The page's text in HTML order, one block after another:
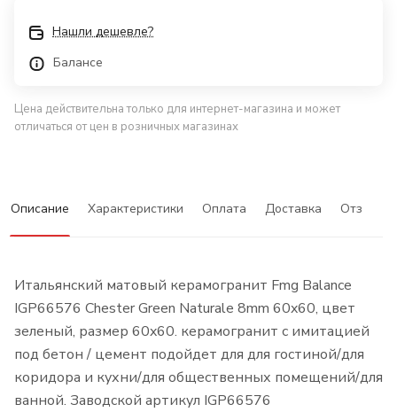
Нашли дешевле?
Балансе
Цена действительна только для интернет-магазина и может
отличаться от цен в розничных магазинах
Описание Характеристики Оплата Доставка Отзывы
Итальянский матовый керамогранит Fmg Balance
IGP66576 Chester Green Naturale 8mm 60x60, цвет
зеленый, размер 60x60. керамогранит с имитацией
под бетон / цемент подойдет для для гостиной/для
коридора и кухни/для общественных помещений/для
ванной. Заводской артикул IGP66576